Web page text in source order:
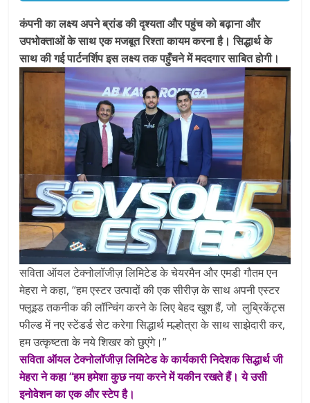
कंपनी का लक्ष्य अपने ब्रांड की दृश्यता और पहुंच को बढ़ाना और
उपभोक्ताओं के साथ एक मजबूत रिश्ता कायम करना है। सिद्धार्थ के
साथ की गई पार्टनर्शिप इस लक्ष्य तक पहुँचने में मददगार साबित होगी।
सविता ऑयल टेक्नोलॉजीज़ लिमिटेड के चेयरमैन और एमडी गौतम एन
मेहरा ने कहा, “हम एस्टर उत्पादों की एक सीरीज़ के साथ अपनी एस्टर
फ्लूइड तकनीक की लॉन्चिंग करने के लिए बेहद खुश हैं, जो लुब्रिकेंट्स
फील्ड में नए स्टेंडर्ड सेट करेगा सिद्धार्थ मल्होत्रा के साथ साझेदारी कर,
हम उत्कृष्टता के नये शिखर को छुएंगे।”
सविता ऑयल टेक्नोलॉजीज़ लिमिटेड के कार्यकारी निदेशक सिद्धार्थ जी
मेहरा ने कहा “हम हमेशा कुछ नया करने में यकीन रखते हैं। ये उसी
इनोवेशन का एक और स्टेप है।